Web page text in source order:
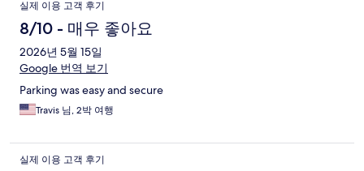
실제 이용 고객 후기
8/10 - 매우 좋아요
2026년 5월 15일
Google 번역 보기
Parking was easy and secure
Travis 님, 2박 여행
실제 이용 고객 후기